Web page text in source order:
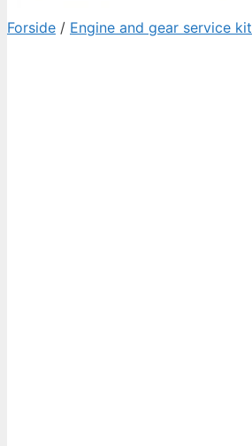
Forside / Engine and gear service kit